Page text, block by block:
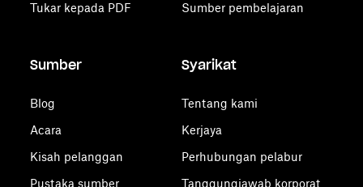
Tukar kepada PDF
Sumber pembelajaran
Sumber
Blog
Acara
Kisah pelanggan
Pustaka sumber
Syarikat
Tentang kami
Kerjaya
Perhubungan pelabur
Tanggungjawab korporat